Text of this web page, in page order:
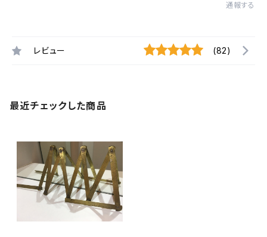
通報する
レビュー (82)
最近チェックした商品